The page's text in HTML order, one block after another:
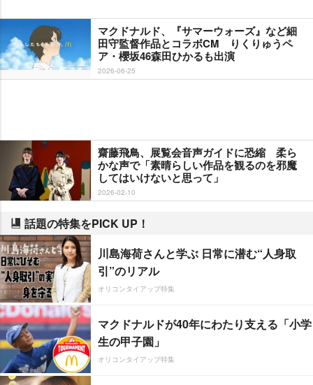
マクドナルド、『サマーウォーズ』など細
田守監督作品とコラボCM りくりゅうペ
ア・櫻坂46森田ひかるも出演
2026-06-25
齋藤飛鳥、展覧会音声ガイドに恐縮 柔ら
かな声で「素晴らしい作品を観るのを邪魔
してはいけないと思って」
2026-02-10
話題の特集をPICK UP！
川島海荷さんと学ぶ 日常に潜む“人身取
引”のリアル
オリコンタイアップ特集
マクドナルドが40年にわたり支える「小学
生の甲子園」
オリコンタイアップ特集